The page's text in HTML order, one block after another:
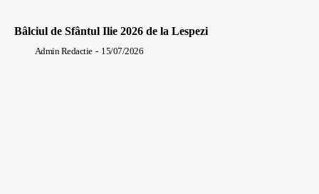
Bâlciul de Sfântul Ilie 2026 de la Lespezi
Admin Redactie - 15/07/2026